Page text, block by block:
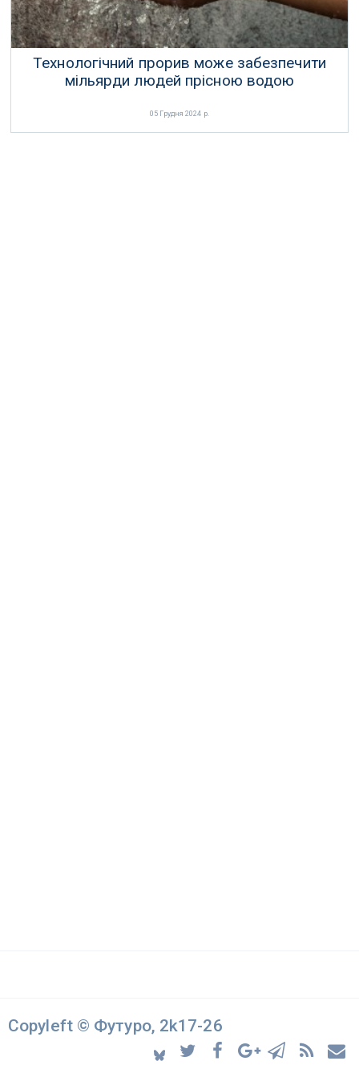
Технологічний прорив може забезпечити
мільярди людей прісною водою
05 Грудня 2024 р.
Copyleft © Футуро, 2k17-26